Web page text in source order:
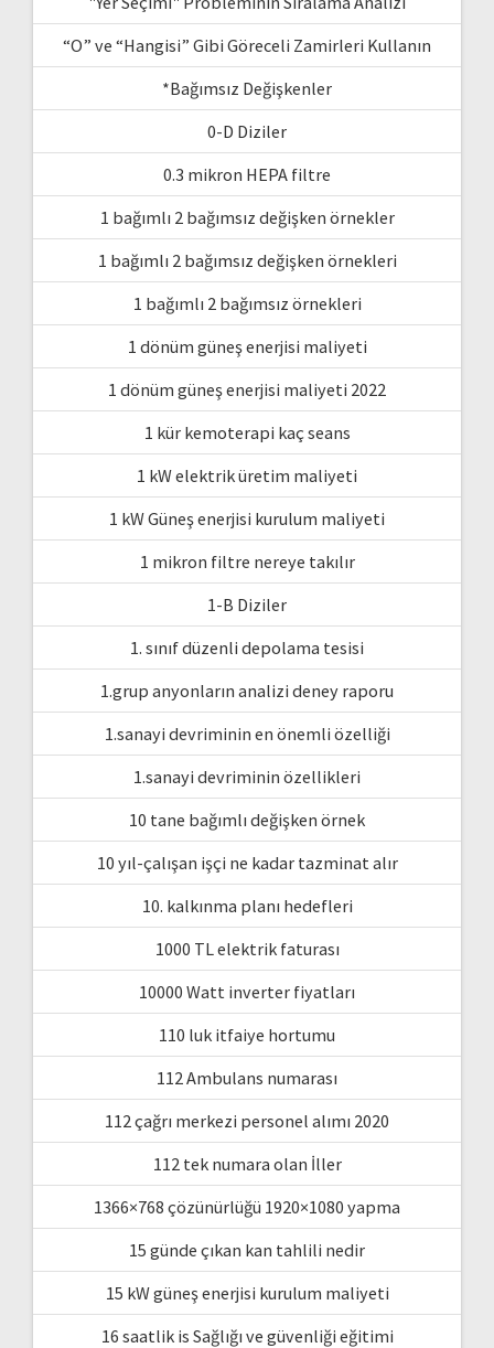
“O” ve “Hangisi” Gibi Göreceli Zamirleri Kullanın
*Bağımsız Değişkenler
0-D Diziler
0.3 mikron HEPA filtre
1 bağımlı 2 bağımsız değişken örnekler
1 bağımlı 2 bağımsız değişken örnekleri
1 bağımlı 2 bağımsız örnekleri
1 dönüm güneş enerjisi maliyeti
1 dönüm güneş enerjisi maliyeti 2022
1 kür kemoterapi kaç seans
1 kW elektrik üretim maliyeti
1 kW Güneş enerjisi kurulum maliyeti
1 mikron filtre nereye takılır
1-B Diziler
1. sınıf düzenli depolama tesisi
1.grup anyonların analizi deney raporu
1.sanayi devriminin en önemli özelliği
1.sanayi devriminin özellikleri
10 tane bağımlı değişken örnek
10 yıl-çalışan işçi ne kadar tazminat alır
10. kalkınma planı hedefleri
1000 TL elektrik faturası
10000 Watt inverter fiyatları
110 luk itfaiye hortumu
112 Ambulans numarası
112 çağrı merkezi personel alımı 2020
112 tek numara olan İller
1366×768 çözünürlüğü 1920×1080 yapma
15 günde çıkan kan tahlili nedir
15 kW güneş enerjisi kurulum maliyeti
16 saatlik is Sağlığı ve güvenliği eğitimi